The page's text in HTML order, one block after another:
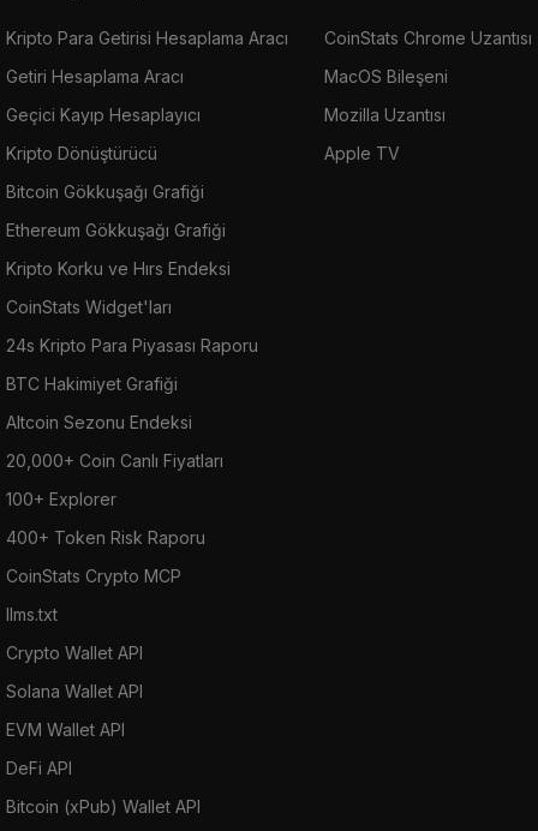
Kripto Para Getirisi Hesaplama Aracı
Getiri Hesaplama Aracı
Geçici Kayıp Hesaplayıcı
Kripto Dönüştürücü
Bitcoin Gökkuşağı Grafiği
Ethereum Gökkuşağı Grafiği
Kripto Korku ve Hırs Endeksi
CoinStats Widget'ları
24s Kripto Para Piyasası Raporu
BTC Hakimiyet Grafiği
Altcoin Sezonu Endeksi
20,000+ Coin Canlı Fiyatları
100+ Explorer
400+ Token Risk Raporu
CoinStats Crypto MCP
llms.txt
Crypto Wallet API
Solana Wallet API
EVM Wallet API
DeFi API
Bitcoin (xPub) Wallet API
CoinStats Chrome Uzantısı
MacOS Bileşeni
Mozilla Uzantısı
Apple TV